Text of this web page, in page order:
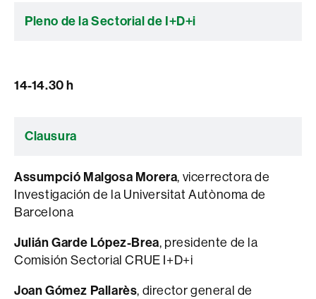
Pleno de la Sectorial de I+D+i
14-14.30 h
Clausura
Assumpció Malgosa Morera, vicerrectora de
Investigación de la Universitat Autònoma de
Barcelona
Julián Garde López-Brea, presidente de la
Comisión Sectorial CRUE I+D+i
Joan Gómez Pallarès, director general de